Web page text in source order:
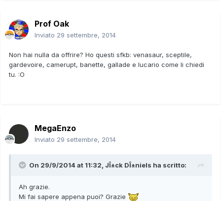
Prof Oak
Inviato 29 settembre, 2014
Non hai nulla da offrire? Ho questi sfkb: venasaur, sceptile,
gardevoire, camerupt, banette, gallade e lucario come li chiedi
tu. :O
MegaEnzo
Inviato 29 settembre, 2014
On 29/9/2014 at 11:32, JÎ±ck DÎ±niels ha scritto:
Ah grazie.
Mi fai sapere appena puoi? Grazie